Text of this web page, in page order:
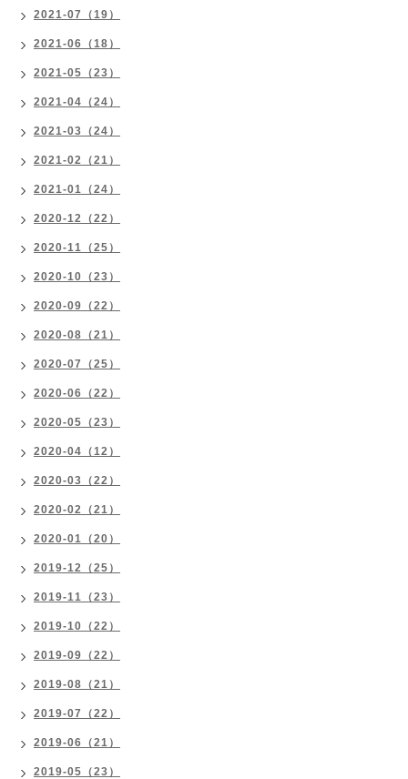
2021-07（19）
2021-06（18）
2021-05（23）
2021-04（24）
2021-03（24）
2021-02（21）
2021-01（24）
2020-12（22）
2020-11（25）
2020-10（23）
2020-09（22）
2020-08（21）
2020-07（25）
2020-06（22）
2020-05（23）
2020-04（12）
2020-03（22）
2020-02（21）
2020-01（20）
2019-12（25）
2019-11（23）
2019-10（22）
2019-09（22）
2019-08（21）
2019-07（22）
2019-06（21）
2019-05（23）